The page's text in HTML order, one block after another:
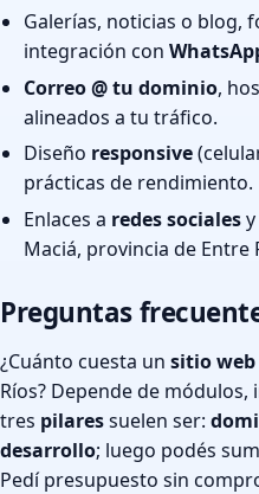
Galerías, noticias o blog,
integración con
Correo @ tu dominio,
alineados a tu tráfico.
Diseño responsive
prácticas de rendimiento.
Enlaces a redes sociales
Maciá, provincia de Entre
Preguntas
¿Cuánto cuesta un sitio web
Ríos? Depende de
tres pilaressuelen ser:
desarrollo; luego podés
Pedí presupuesto sin